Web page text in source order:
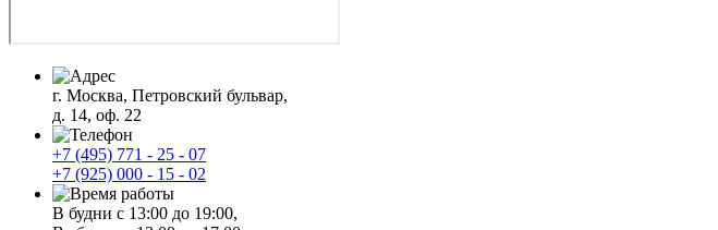
г. Москва, Петровский бульвар,
д. 14, оф. 22
+7 (495) 771 - 25 - 07
+7 (925) 000 - 15 - 02
В будни с 13:00 до 19:00,